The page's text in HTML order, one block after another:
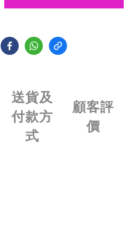
送貨及
付款方
式
顧客評
價